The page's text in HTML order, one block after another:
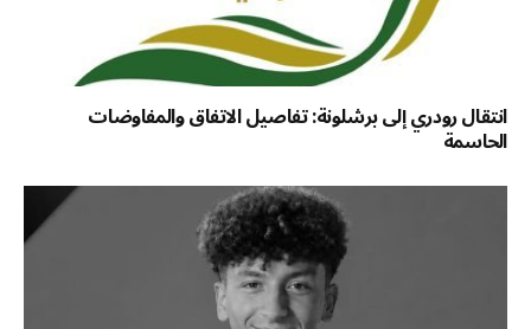
انتقال رودري إلى برشلونة: تفاصيل الاتفاق والمفاوضات
الحاسمة